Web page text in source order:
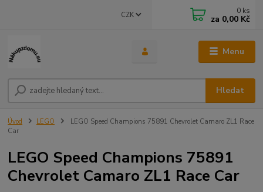
Menu
CZK
Hledat
0 ks
za 0,00 Kč
Úvod LEGO
LEGO Speed Champions 75891 Chevrolet Camaro ZL1 Race
Car
LEGO Speed Champions 75891
Chevrolet Camaro ZL1 Race Car